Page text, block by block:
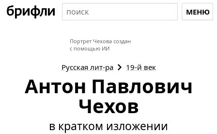
МЕНЮ
Портрет Чехова создан
с помощью ИИ
Русская лит-ра 19-й век
Антон Павлович
Чехов
в кратком изложении